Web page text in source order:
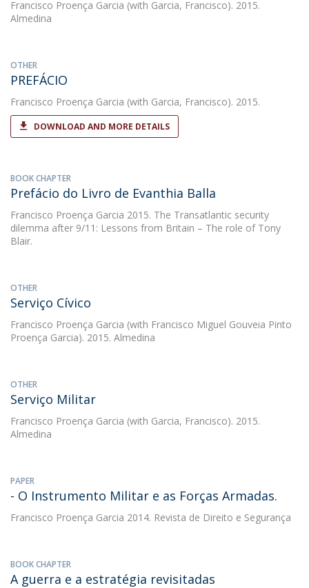
Francisco Proença Garcia (with Garcia, Francisco). 2015.
Almedina
OTHER
PREFÁCIO
Francisco Proença Garcia (with Garcia, Francisco). 2015.
DOWNLOAD AND MORE DETAILS
BOOK CHAPTER
Prefácio do Livro de Evanthia Balla
Francisco Proença Garcia 2015. The Transatlantic security
dilemma after 9/11: Lessons from Britain – The role of Tony
Blair.
OTHER
Serviço Cívico
Francisco Proença Garcia (with Francisco Miguel Gouveia Pinto
Proença Garcia). 2015. Almedina
OTHER
Serviço Militar
Francisco Proença Garcia (with Garcia, Francisco). 2015.
Almedina
PAPER
- O Instrumento Militar e as Forças Armadas.
Francisco Proença Garcia 2014. Revista de Direito e Segurança
BOOK CHAPTER
A guerra e a estratégia revisitadas